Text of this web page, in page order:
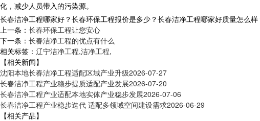
化，减少人员带入的污染源。
长春洁净工程哪家好？长春环保工程报价是多少？长春洁净工程哪家好质量怎么
上一条： 长春环保工程让您安心
下一条： 长春洁净工程的优点有什么
相关标签： 辽宁洁净工程,洁净工程,
【相关新闻】
沈阳本地长春洁净工程适配区域产业升级2026-07-27
长春洁净工程产业稳步提质适配产业发展2026-07-20
长春洁净工程产业适配本地实体产业稳步发展2026-07-06
长春洁净工程产业稳步迭代 适配多领域空间建设需求2026-06-29
【相关产品】